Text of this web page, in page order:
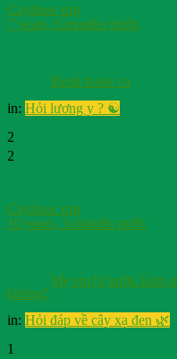
Cayhuoc org
7 years, 6 months trước
Benh buou co
in: Hỏi lương y ? ☯️
2
2
Cayhuoc org
10 years, 3 months trước
Mẹ em bị bướu lành
không?
in: Hỏi đáp về cây xạ đen 🌿
1